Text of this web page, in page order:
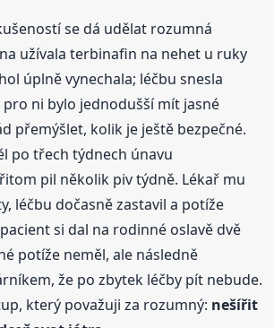
se dá udělat rozumná
užívala terbinafin na nehet u ruky
úplně vynechala; léčbu snesla
ni bylo jednodušší mít jasné
přemýšlet, kolik je ještě bezpečné.
po třech týdnech únavu
pil několik piv týdně. Lékař mu
léčbu dočasně zastavil a potíže
si dal na rodinné oslavě dvě
potíže neměl, ale následně
že po zbytek léčby pít nebude.
který považuji za rozumný: nešířit